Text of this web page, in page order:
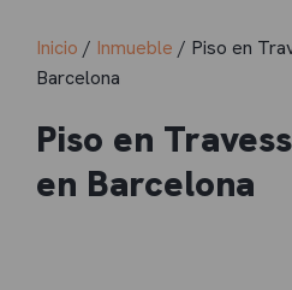
Inicio / Inmueble / Piso en
Barcelona
Piso en
en Barcelona